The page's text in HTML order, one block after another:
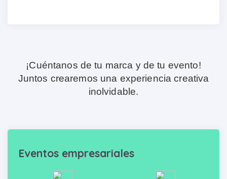
¡Cuéntanos de tu marca y de tu evento!
Juntos crearemos una experiencia creativa
inolvidable.
Eventos empresariales